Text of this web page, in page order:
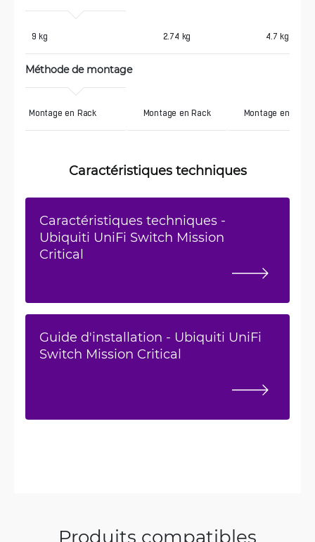
9 kg 2.74 kg 4.7 kg
Méthode de montage
Montage en Rack Montage en Rack Montage en Rack
Caractéristiques techniques
Caractéristiques techniques -
Ubiquiti UniFi Switch Mission
Critical
Guide d'installation - Ubiquiti UniFi
Switch Mission Critical
Produits compatibles